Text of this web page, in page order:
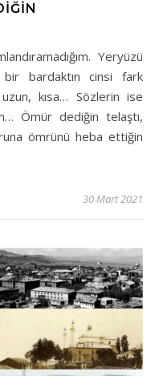
bardaktın cinsi fark
kısa… Sözlerin ise
Ömür dediğin telaştı,
ömrünü heba ettiğin
30 Mart 2021